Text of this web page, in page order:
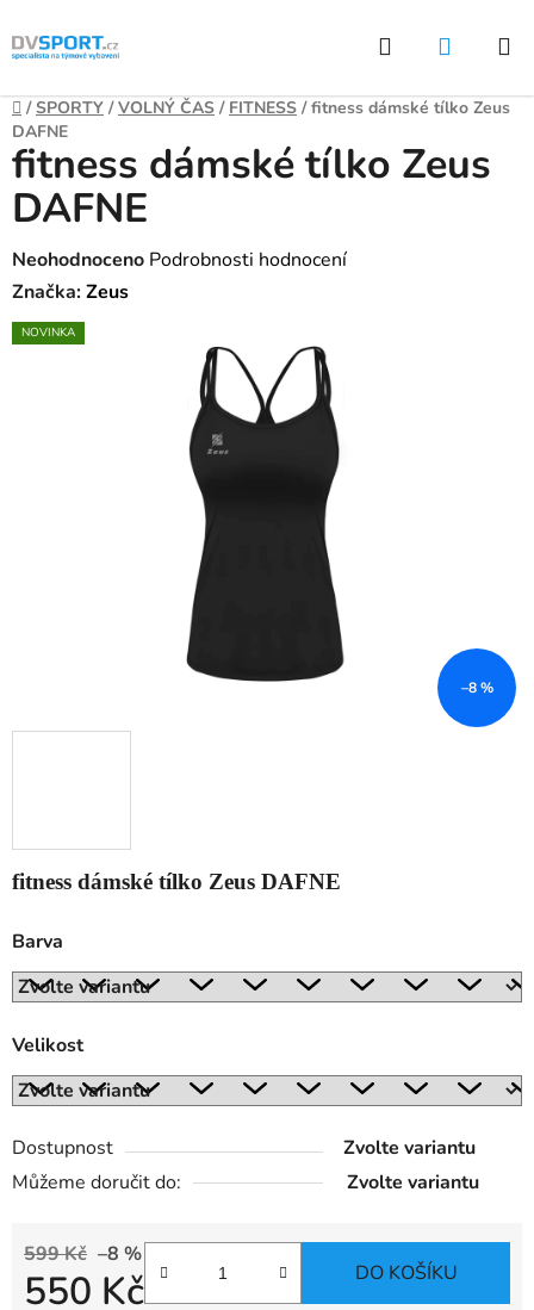
Přejít
na
Hledat
Domů
/ SPORTY / VOLNÝ ČAS / FITNESS / fitness dámské tílko Zeus
DAFNE
fitness dámské tílko Zeus DAFNE
Barva
Velikost
Dostupnost
Zvolte variantu
Můžeme doručit do:
Zvolte variantu
599 Kč –8 %
550 Kč DO KOŠÍKU
fitness dámské tílko Zeus
DAFNE
Průměrné
hodnocení
produktu
Neohodnoceno Podrobnosti hodnocení
Značka:Zeus
NOVINKA
–8 %